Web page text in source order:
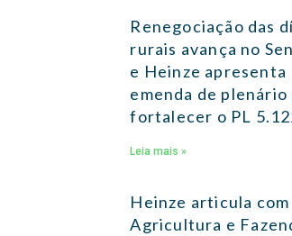
Renegociação das
rurais avança no
e Heinze apresenta
emenda de plenário
fortalecer o PL
Leia mais »
Heinze articula com
Agricultura e